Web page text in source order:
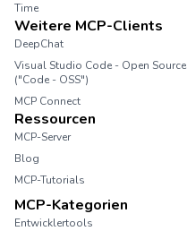
Time
Weitere MCP-Clients
DeepChat
Visual Studio Code - Open Source
("Code - OSS")
MCP Connect
Ressourcen
MCP-Server
Blog
MCP-Tutorials
MCP-Kategorien
Entwicklertools